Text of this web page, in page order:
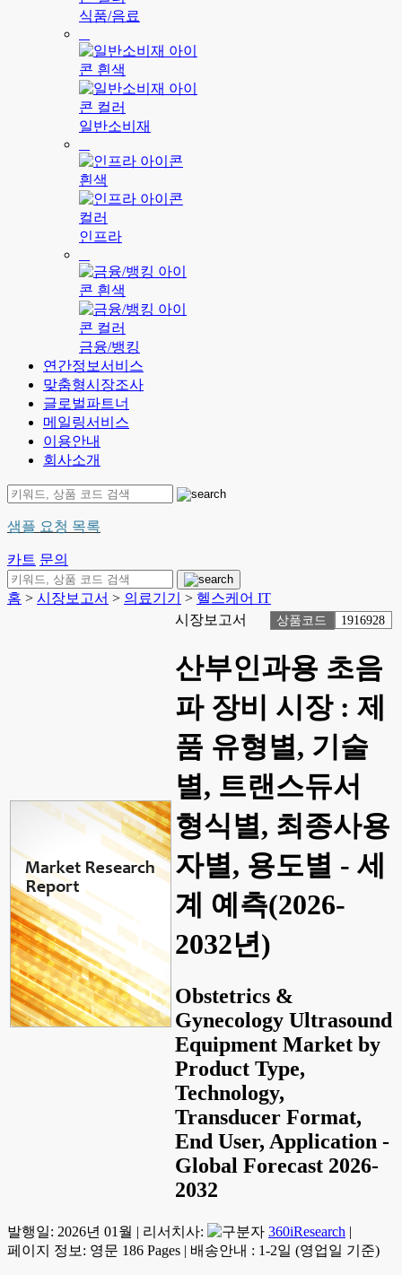
식품/음료
일반소비재
인프라
금융/뱅킹
연간정보서비스
맞춤형시장조사
글로벌파트너
메일링서비스
이용안내
회사소개
샘플 요청 목록
카트 문의
홈 > 시장보고서 > 의료기기 > 헬스케어 IT
시장보고서
상품코드 1916928
산부인과용 초음
파 장비 시장 : 제
품 유형별, 기술
별, 트랜스듀서
형식별, 최종사용
자별, 용도별 - 세
계 예측(2026-
2032년)
Obstetrics &
Gynecology Ultrasound
Equipment Market by
Product Type,
Technology,
Transducer Format,
End User, Application -
Global Forecast 2026-
2032
발행일: 2026년 01월 | 리서치사: 360iResearch |
페이지 정보: 영문 186 Pages | 배송안내 : 1-2일 (영업일 기준)